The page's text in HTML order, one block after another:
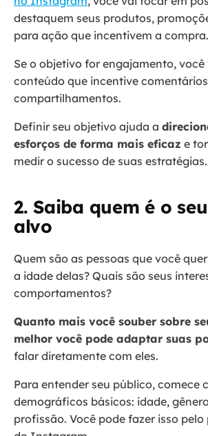
destaquem seus produtos,
para ação que incentivem a compra.
Se o objetivo for engajamento,
conteúdo que incentive
compartilhamentos.
Definir seu objetivo ajuda a
esforços de forma mais eficaz e
medir o sucesso de suas estratégias.
2. Saiba quem é o
alvo
Quem são as pessoas que você
a idade delas? Quais são seus
comportamentos?
Quanto mais você souber sobre
melhor você pode adaptar suas
falar diretamente com eles.
Para entender seu público, comece
demográficos básicos: idade,
profissão. Você pode fazer isso